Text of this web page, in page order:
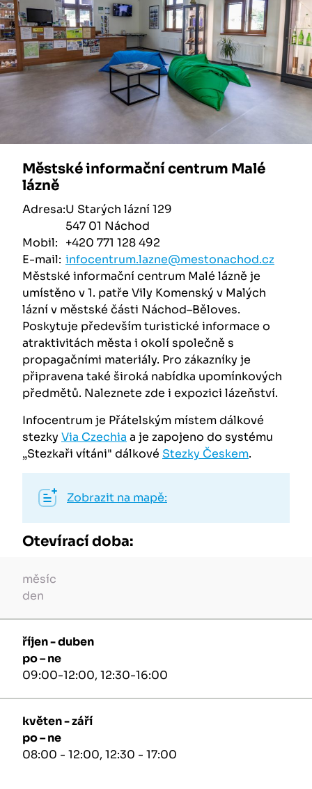
Městské informační centrum Malé
lázně
Adresa:U Starých lázní 129
547 01 Náchod
Mobil:
+420 771 128 492
E-mail: infocentrum.lazne@mestonachod.cz
Městské informační centrum Malé lázně je
umístěno v 1. patře Vily Komenský v Malých
lázní v městské části Náchod–Běloves.
Poskytuje především turistické informace o
atraktivitách města i okolí společně s
propagačními materiály. Pro zákazníky je
připravena také široká nabídka upomínkových
předmětů. Naleznete zde i expozici lázeňství.
Infocentrum je Přátelským místem dálkové
stezkyVia Czechia a je zapojeno do systému
„Stezkaři vítáni" dálkové Stezky Českem.
Zobrazit na mapě:
Otevírací doba:
měsíc
den
říjen - duben
po – ne
09:00-12:00, 12:30-16:00
květen - září
po – ne
08:00 - 12:00, 12:30 - 17:00